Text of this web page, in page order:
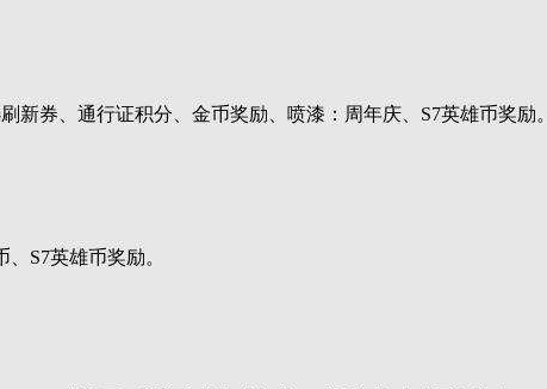
券、通行证积分、金币奖励、喷漆：周年庆、S7英雄币奖励。
S7英雄币奖励。